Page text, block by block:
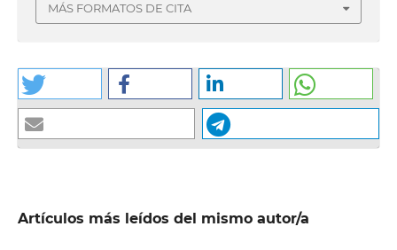
MÁS FORMATOS DE CITA
Artículos más leídos del mismo autor/a